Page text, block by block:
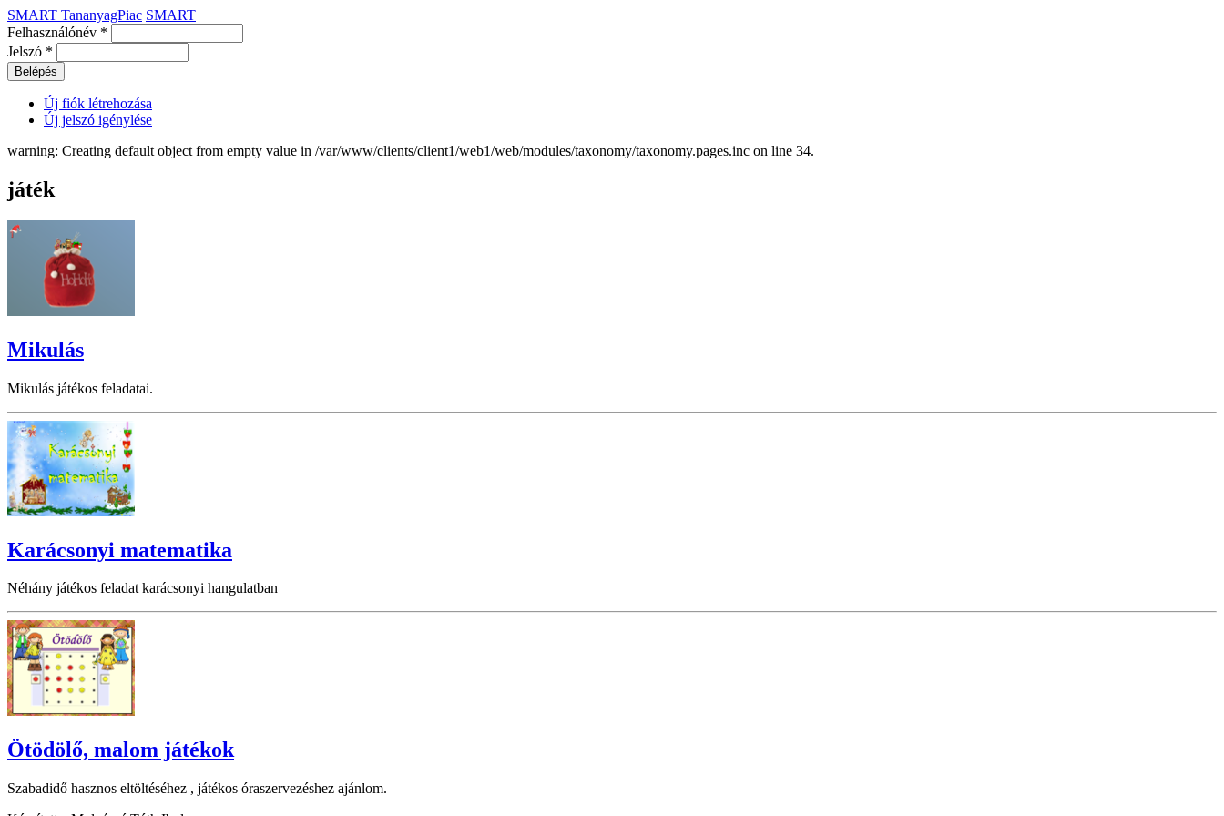
SMART TananyagPiac SMART
Felhasználónév *
Jelszó *
Új fiók létrehozása
Új jelszó igénylése
warning: Creating default object from empty value in /var/www/clients/client1/web1/web/modules/taxonomy/taxonomy.pages.inc on line 34.
játék
Mikulás
Mikulás játékos feladatai.
Karácsonyi matematika
Néhány játékos feladat karácsonyi hangulatban
Ötödölő, malom játékok
Szabadidő hasznos eltöltéséhez , játékos óraszervezéshez ajánlom.